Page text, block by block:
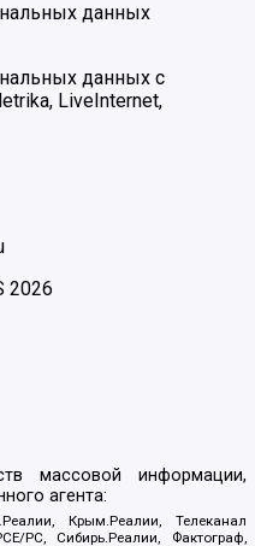
данных
данных с
LiveInternet,
2026
массовой информации,
агента:
Крым.Реалии, Телеканал
PC, Сибирь.Реалии, Фактограф,